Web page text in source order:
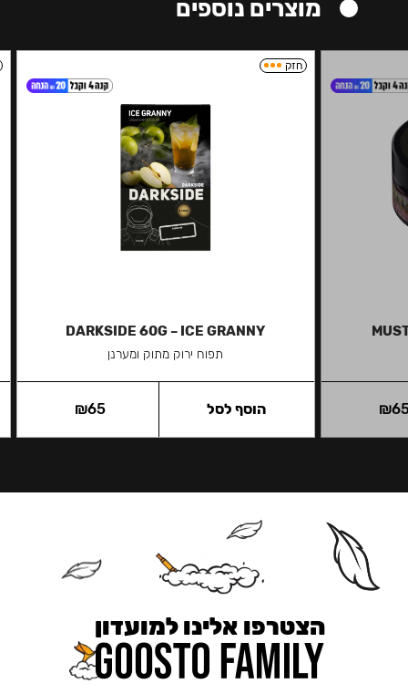
מוצרים נוספים
₪
חזק
DARKSIDE 60G – ICE GRANNY
תפוח ירוק מתוק ומערנן
₪65 הוסף לסל
הצטרפו אלינו למועדון